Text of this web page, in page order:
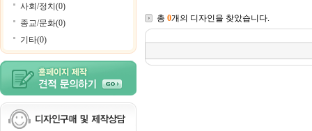
사회/정치(0)
종교/문화(0)
기타(0)
총 0개의 디자인을 찾았습니다.